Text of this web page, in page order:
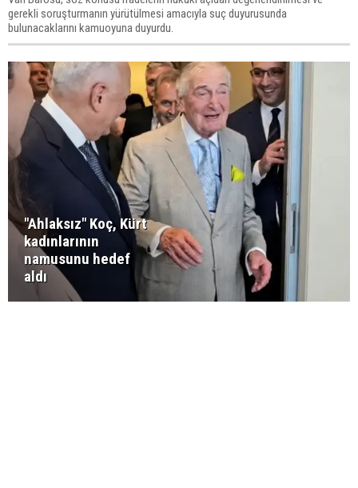
gerekli soruşturmanın yürütülmesi amacıyla suç duyurusunda
bulunacaklarını kamuoyuna duyurdu.
"Ahlaksız" Koç, Kürt
kadınlarının
namusunu hedef
aldı